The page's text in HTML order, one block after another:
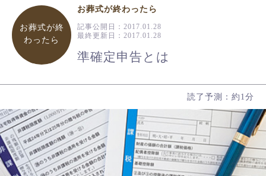
お葬式が終
わったら
お葬式が終わったら
記事公開日： 2017.01.28
最終更新日： 2017.01.28
準確定申告とは
読了予測：約1分